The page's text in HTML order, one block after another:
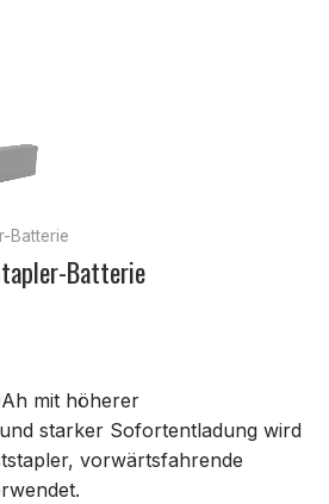
Batterie
Batterie
mit höherer
starker Sofortentladung wird
vorwärtsfahrende